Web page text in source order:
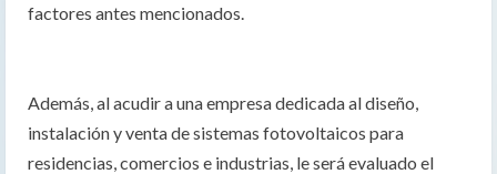
factores antes mencionados.
Además, al acudir a una empresa dedicada al diseño,
instalación y venta de sistemas fotovoltaicos para
residencias, comercios e industrias, le será evaluado el